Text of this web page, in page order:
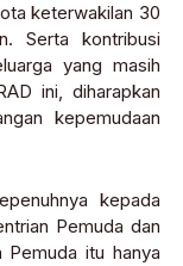
keterwakilan 30
Serta kontribusi
yang masih
ini, diharapkan
kepemudaan
kepada
Pemuda dan
Pemuda itu hanya